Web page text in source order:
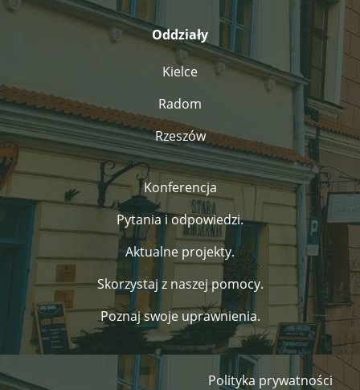
Oddziały
Kielce
Radom
Rzeszów
Konferencja
Pytania i odpowiedzi.
Aktualne projekty.
Skorzystaj z naszej pomocy.
Poznaj swoje uprawnienia.
Polityka prywatności